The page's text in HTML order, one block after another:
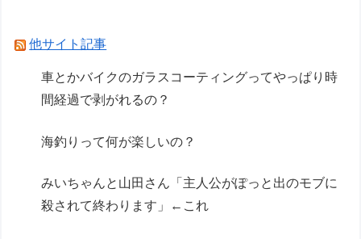
ズィとヤクトドーガがすこぶる良い
Powered by livedoor 相互RSS
他サイト記事
車とかバイクのガラスコーティングってやっぱり時
間経過で剥がれるの？
海釣りって何が楽しいの？
みいちゃんと山田さん「主人公がぽっと出のモブに
殺されて終わります」←これ